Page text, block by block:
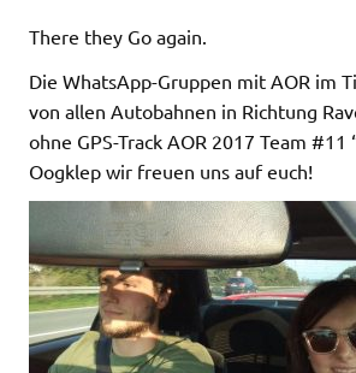
There they Go again.
Die WhatsApp-Gruppen mit AOR im
von allen Autobahnen in Richtung
ohne GPS-Track AOR 2017 Team #11
Oogklep wir freuen uns auf euch!